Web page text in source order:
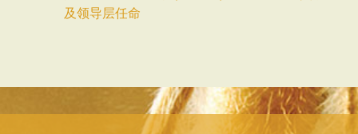
及领导层任命